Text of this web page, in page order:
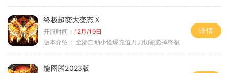
终极超变大变态Ｘ
开服时间： 12月/19日
版本介绍： 全部自动小怪爆充值刀刀切割必掉终极
详情
龍图腾2023版